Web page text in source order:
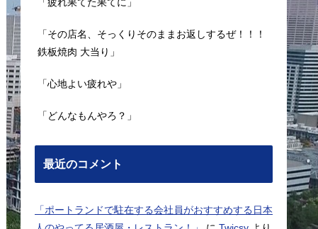
「その店名、そっくりそのままお返しするぜ！！！
鉄板焼肉 大当り」
「心地よい疲れや」
「どんなもんやろ？」
最近のコメント
「ポートランドで駐在する会社員がおすすめする日本